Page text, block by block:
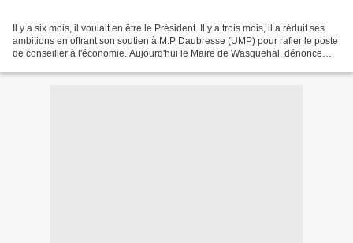
Il y a six mois, il voulait en être le Président. Il y a trois mois, il a réduit ses
ambitions en offrant son soutien à M.P Daubresse (UMP) pour rafler le poste
de conseiller à l'économie. Aujourd'hui le Maire de Wasquehal, dénonce